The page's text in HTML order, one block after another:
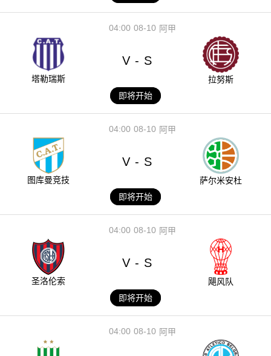
08-10
04:00 阿甲
塔勒瑞斯
V - S
拉努斯
即将开始
08-10
04:00 阿甲
图库曼竞技
V - S
萨尔米安杜
即将开始
08-10
04:00 阿甲
圣洛伦索
V - S
飓风队
即将开始
08-10
04:00 阿甲